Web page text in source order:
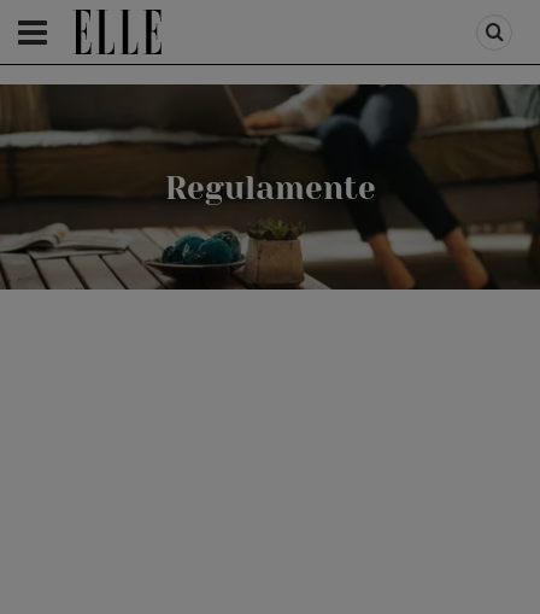
HOMEPAGE /REGULAMENTE
Regulamente